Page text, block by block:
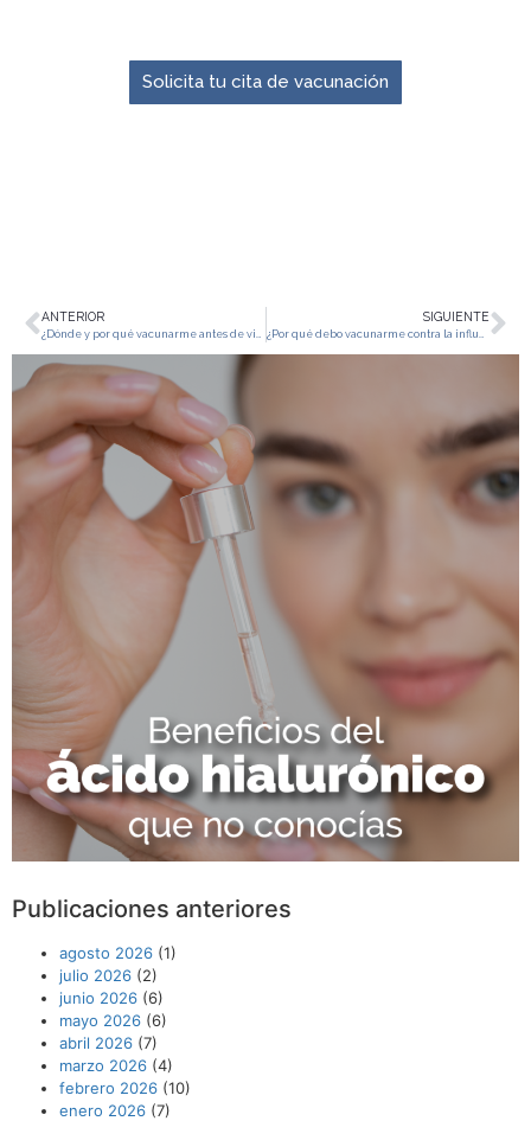
Solicita tu cita de vacunación
ANTERIOR SIGUIENTE
Publicaciones anteriores
agosto 2026 (1)
julio 2026 (2)
junio 2026 (6)
mayo 2026 (6)
abril 2026 (7)
marzo 2026 (4)
febrero 2026 (10)
enero 2026 (7)